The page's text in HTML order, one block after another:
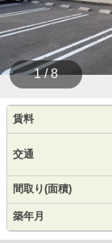
1 / 8
賃料
交通
間取り(面積)
築年月